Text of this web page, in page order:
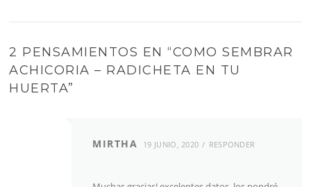
2 PENSAMIENTOS EN “COMO SEMBRAR
ACHICORIA – RADICHETA EN TU
HUERTA”
MIRTHA 19 JUNIO, 2020 RESPONDER